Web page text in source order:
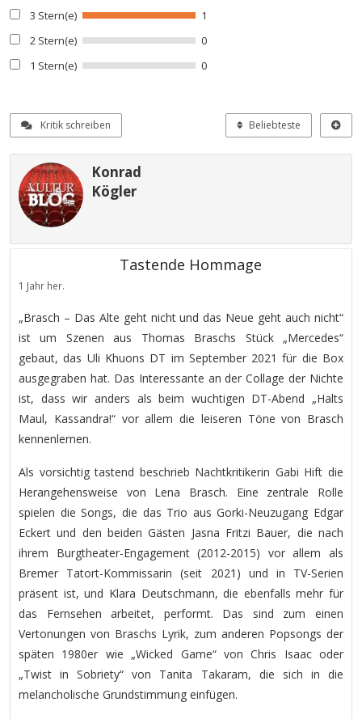
3 Stern(e)
1
2 Stern(e)
0
1 Stern(e)
0
Kritik schreiben Beliebteste
Konrad
Kögler
Tastende Hommage
1 Jahr her.
„Brasch – Das Alte geht nicht und das Neue geht auch nicht“
ist um Szenen aus Thomas Braschs Stück „Mercedes“
gebaut, das Uli Khuons DT im September 2021 für die Box
ausgegraben hat. Das Interessante an der Collage der Nichte
ist, dass wir anders als beim wuchtigen DT-Abend „Halts
Maul, Kassandra!“ vor allem die leiseren Töne von Brasch
kennenlernen.
Als vorsichtig tastend beschrieb Nachtkritikerin Gabi Hift die
Herangehensweise von Lena Brasch. Eine zentrale Rolle
spielen die Songs, die das Trio aus Gorki-Neuzugang Edgar
Eckert und den beiden Gästen Jasna Fritzi Bauer, die nach
ihrem Burgtheater-Engagement (2012-2015) vor allem als
Bremer Tatort-Kommissarin (seit 2021) und in TV-Serien
präsent ist, und Klara Deutschmann, die ebenfalls mehr für
das Fernsehen arbeitet, performt. Das sind zum einen
Vertonungen von Braschs Lyrik, zum anderen Popsongs der
späten 1980er wie „Wicked Game“ von Chris Isaac oder
„Twist in Sobriety“ von Tanita Takaram, die sich in die
melancholische Grundstimmung einfügen.